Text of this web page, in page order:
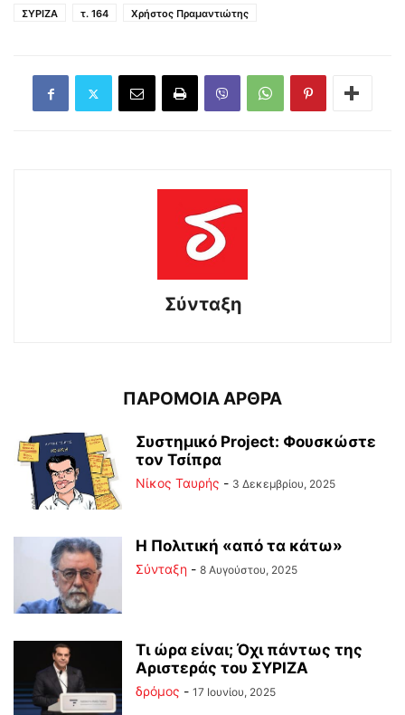
ΣΥΡΙΖΑ
τ. 164 Χρήστος Πραμαντιώτης
Σύνταξη
ΠΑΡΟΜΟΙΑ ΑΡΘΡΑ
Συστημικό Project: Φουσκώστε
τον Τσίπρα
Νίκος Ταυρής - 3 Δεκεμβρίου, 2025
Η Πολιτική «από τα κάτω»
Σύνταξη - 8 Αυγούστου, 2025
Τι ώρα είναι; Όχι πάντως της
Αριστεράς του ΣΥΡΙΖΑ
δρόμος - 17 Ιουνίου, 2025